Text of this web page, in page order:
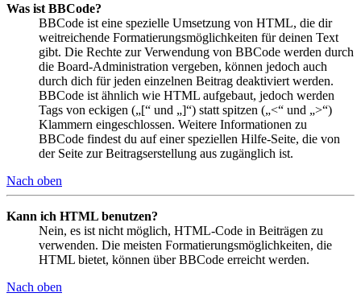
Was ist BBCode?
BBCode ist eine spezielle Umsetzung von HTML, die dir
weitreichende Formatierungsmöglichkeiten für deinen Text
gibt. Die Rechte zur Verwendung von BBCode werden durch
die Board-Administration vergeben, können jedoch auch
durch dich für jeden einzelnen Beitrag deaktiviert werden.
BBCode ist ähnlich wie HTML aufgebaut, jedoch werden
Tags von eckigen („[“ und „]“) statt spitzen („<“ und „>“)
Klammern eingeschlossen. Weitere Informationen zu
BBCode findest du auf einer speziellen Hilfe-Seite, die von
der Seite zur Beitragserstellung aus zugänglich ist.
Nach oben
Kann ich HTML benutzen?
Nein, es ist nicht möglich, HTML-Code in Beiträgen zu
verwenden. Die meisten Formatierungsmöglichkeiten, die
HTML bietet, können über BBCode erreicht werden.
Nach oben